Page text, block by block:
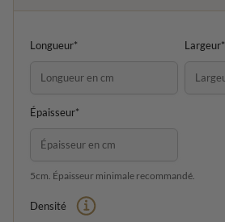
Longueur* Largeur*
Épaisseur*
5cm. Épaisseur minimale recommandé.
Densité